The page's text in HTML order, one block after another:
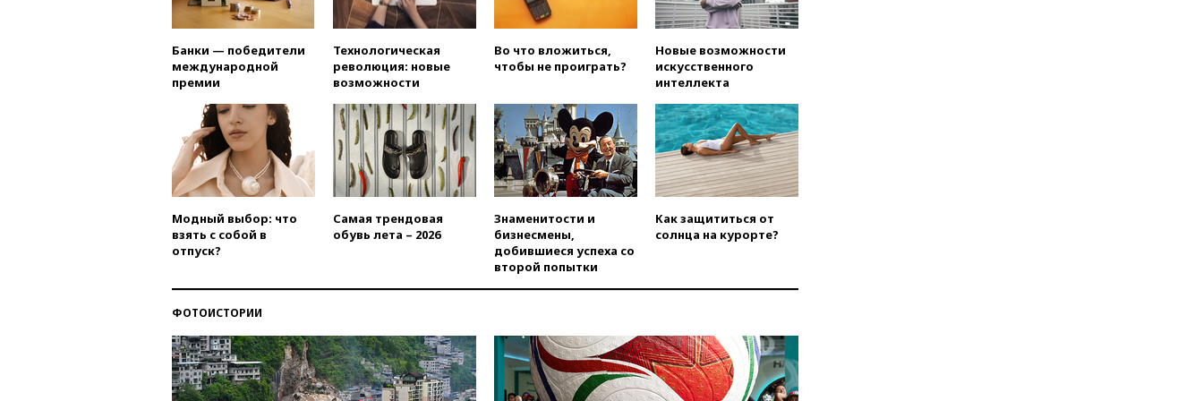
номер «Единой России» в
бюллетене
вчера, 19:15Путин обсудил с
Памфиловой подготовку к
единому дню голосования
вчера, 18:56Wildberries
отрицает перенос основной
логистики за пределы России
вчера, 18:45Крупнейший
склад маркетплейса Rozetka
вчера, 18:35 Джаред Лето
лишился роли в фильме
1 ноября»
вчера, 18:15Путин указал на
нехватку врачей в
Банки — победители
международной
премии
Технологическая
революция: новые
возможности
Во что вложиться,
чтобы не проиграть?
Новые возможности
искусственного
интеллекта
Модный выбор: что
взять с собой в
отпуск?
Самая трендовая
обувь лета – 2026
Знаменитости и
бизнесмены,
добившиеся успеха со
второй попытки
Как защититься от
солнца на курорте?
ФОТОИСТОРИИ